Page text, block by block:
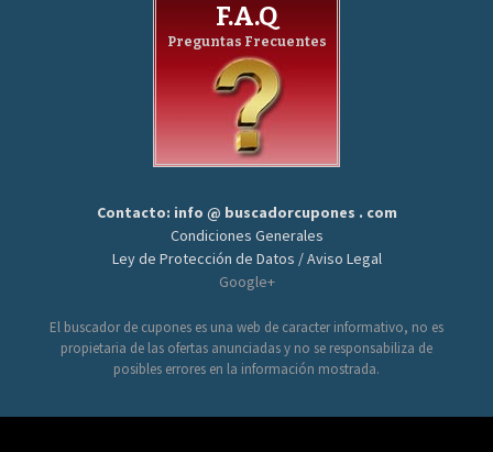
F.A.Q
Preguntas Frecuentes
Contacto: info @ buscadorcupones . com
Condiciones Generales
Ley de Protección de Datos / Aviso Legal
Google+
El buscador de cupones es una web de caracter informativo, no es
propietaria de las ofertas anunciadas y no se responsabiliza de
posibles errores en la información mostrada.